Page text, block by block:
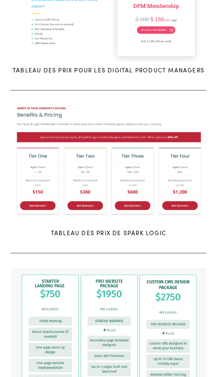
TABLEAU DES PRIX POUR LES DIGITAL PRODUCT MANAGERS
TABLEAU DES PRIX DE SPARK LOGIC